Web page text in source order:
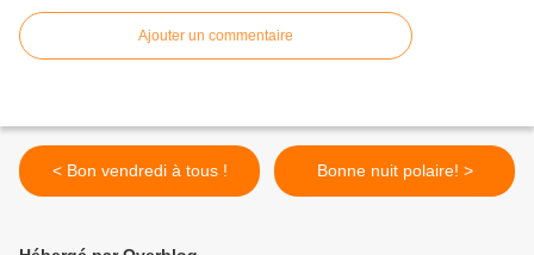
Ajouter un commentaire
< Bon vendredi à tous ! Bonne nuit polaire! >